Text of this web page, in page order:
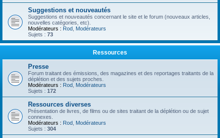
Suggestions et nouveautés
Suggestions et nouveautés concernant le site et le forum (nouveaux articles,
nouvelles catégories, etc).
Modérateurs : Rod Modérateurs
Sujets : 73
Ressources
Presse
Forum traitant des émissions, des magazines et des reportages traitants de la
déplétion et des sujets proches.
Modérateurs : Rod Modérateurs
Sujets : 172
Ressources diverses
Présentation de livres, de films ou de sites traitant de la déplétion ou de sujet
connexes.
Modérateurs : Rod Modérateurs
Sujets : 304